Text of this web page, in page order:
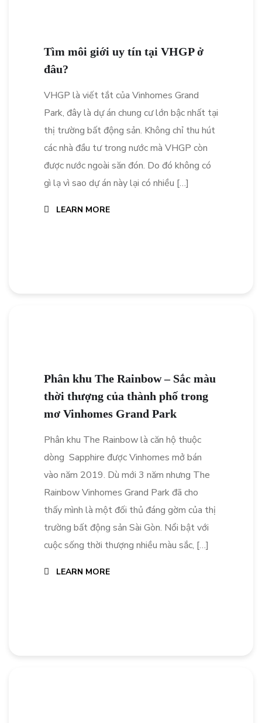
Tìm môi giới uy tín tại VHGP ở
đâu?
VHGP là viết tắt của Vinhomes Grand
Park, đây là dự án chung cư lớn bậc nhất tại
thị trường bất động sản. Không chỉ thu hút
các nhà đầu tư trong nước mà VHGP còn
được nước ngoài săn đón. Do đó không có
gì lạ vì sao dự án này lại có nhiều […]
LEARN MORE
Phân khu The Rainbow – Sắc màu
thời thượng của thành phố trong
mơ Vinhomes Grand Park
Phân khu The Rainbow là căn hộ thuộc
dòng Sapphire được Vinhomes mở bán
vào năm 2019. Dù mới 3 năm nhưng The
Rainbow Vinhomes Grand Park đã cho
thấy mình là một đối thủ đáng gờm của thị
trường bất động sản Sài Gòn. Nổi bật với
cuộc sống thời thượng nhiều màu sắc, […]
LEARN MORE